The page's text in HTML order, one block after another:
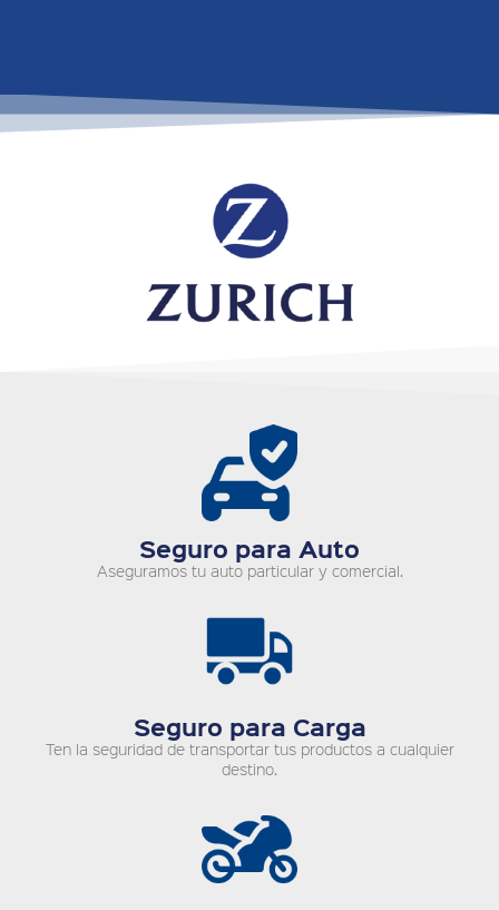
Seguro para Auto
Aseguramos tu auto particular y comercial.
Seguro para Carga
Ten la seguridad de transportar tus productos a cualquier
destino.